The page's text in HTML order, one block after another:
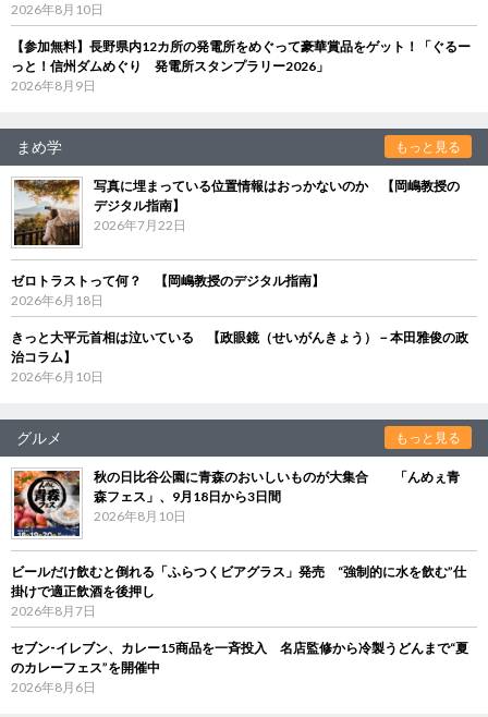
2026年8月10日
【参加無料】長野県内12カ所の発電所をめぐって豪華賞品をゲット！「ぐるー
っと！信州ダムめぐり 発電所スタンプラリー2026」
2026年8月9日
まめ学 もっと見る
写真に埋まっている位置情報はおっかないのか 【岡嶋教授の
デジタル指南】
2026年7月22日
ゼロトラストって何？ 【岡嶋教授のデジタル指南】
2026年6月18日
きっと大平元首相は泣いている 【政眼鏡（せいがんきょう）－本田雅俊の政
治コラム】
2026年6月10日
グルメ もっと見る
秋の日比谷公園に青森のおいしいものが大集合 「んめぇ青
森フェス」、9月18日から3日間
2026年8月10日
ビールだけ飲むと倒れる「ふらつくビアグラス」発売 “強制的に水を飲む”仕
掛けで適正飲酒を後押し
2026年8月7日
セブン‐イレブン、カレー15商品を一斉投入 名店監修から冷製うどんまで“夏
のカレーフェス”を開催中
2026年8月6日